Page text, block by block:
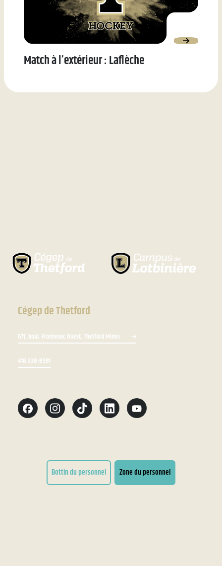
Match à l’extérieur : Laflèche
Cégep de Thetford
671, boul. Frontenac Ouest, Thetford Mines
418 338-8591
Bottin du personnel Zone du personnel